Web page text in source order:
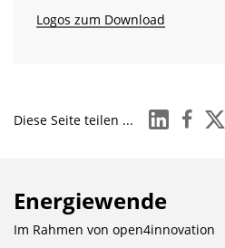
Logos zum Download
Diese Seite teilen ... linkedinfacebook
x
Energiewende
Im Rahmen von open4innovation